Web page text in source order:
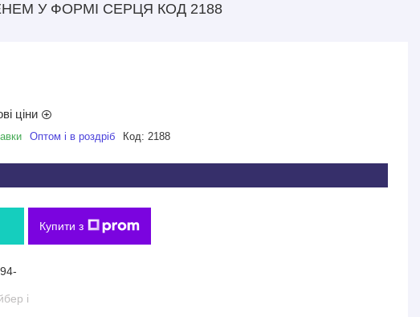
У ФОРМІ СЕРЦЯ КОД 2188
ціни
Оптом і в роздріб Код: 2188
Купити з
і